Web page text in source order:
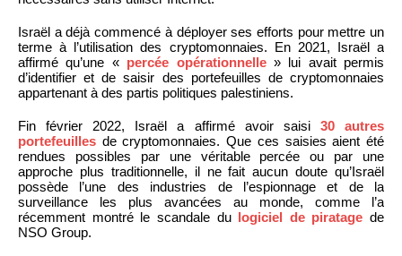
Israël a déjà commencé à déployer ses efforts pour mettre un
terme à l’utilisation des cryptomonnaies. En 2021, Israël a
affirmé qu’une « percée opérationnelle» lui avait permis
d’identifier et de saisir des portefeuilles de cryptomonnaies
appartenant à des partis politiques palestiniens.
Fin février 2022, Israël a affirmé avoir saisi 30 autres
portefeuilles de cryptomonnaies. Que ces saisies aient été
rendues possibles par une véritable percée ou par une
approche plus traditionnelle, il ne fait aucun doute qu’Israël
possède l’une des industries de l’espionnage et de la
surveillance les plus avancées au monde, comme l’a
récemment montré le scandale du logiciel de piratage de
NSO Group.